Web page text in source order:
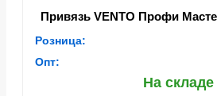
Привязь VENTO Профи
Розница:
Опт:
На складе